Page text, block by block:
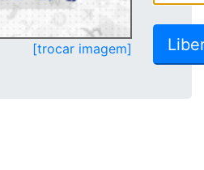
[trocar imagem]